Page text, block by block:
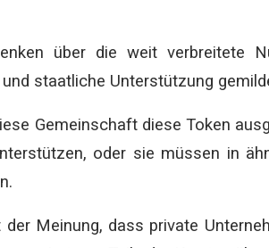
über die weit verbreitete
staatliche Unterstützung
Gemeinschaft diese Token
oder sie müssen in
der Meinung, dass private